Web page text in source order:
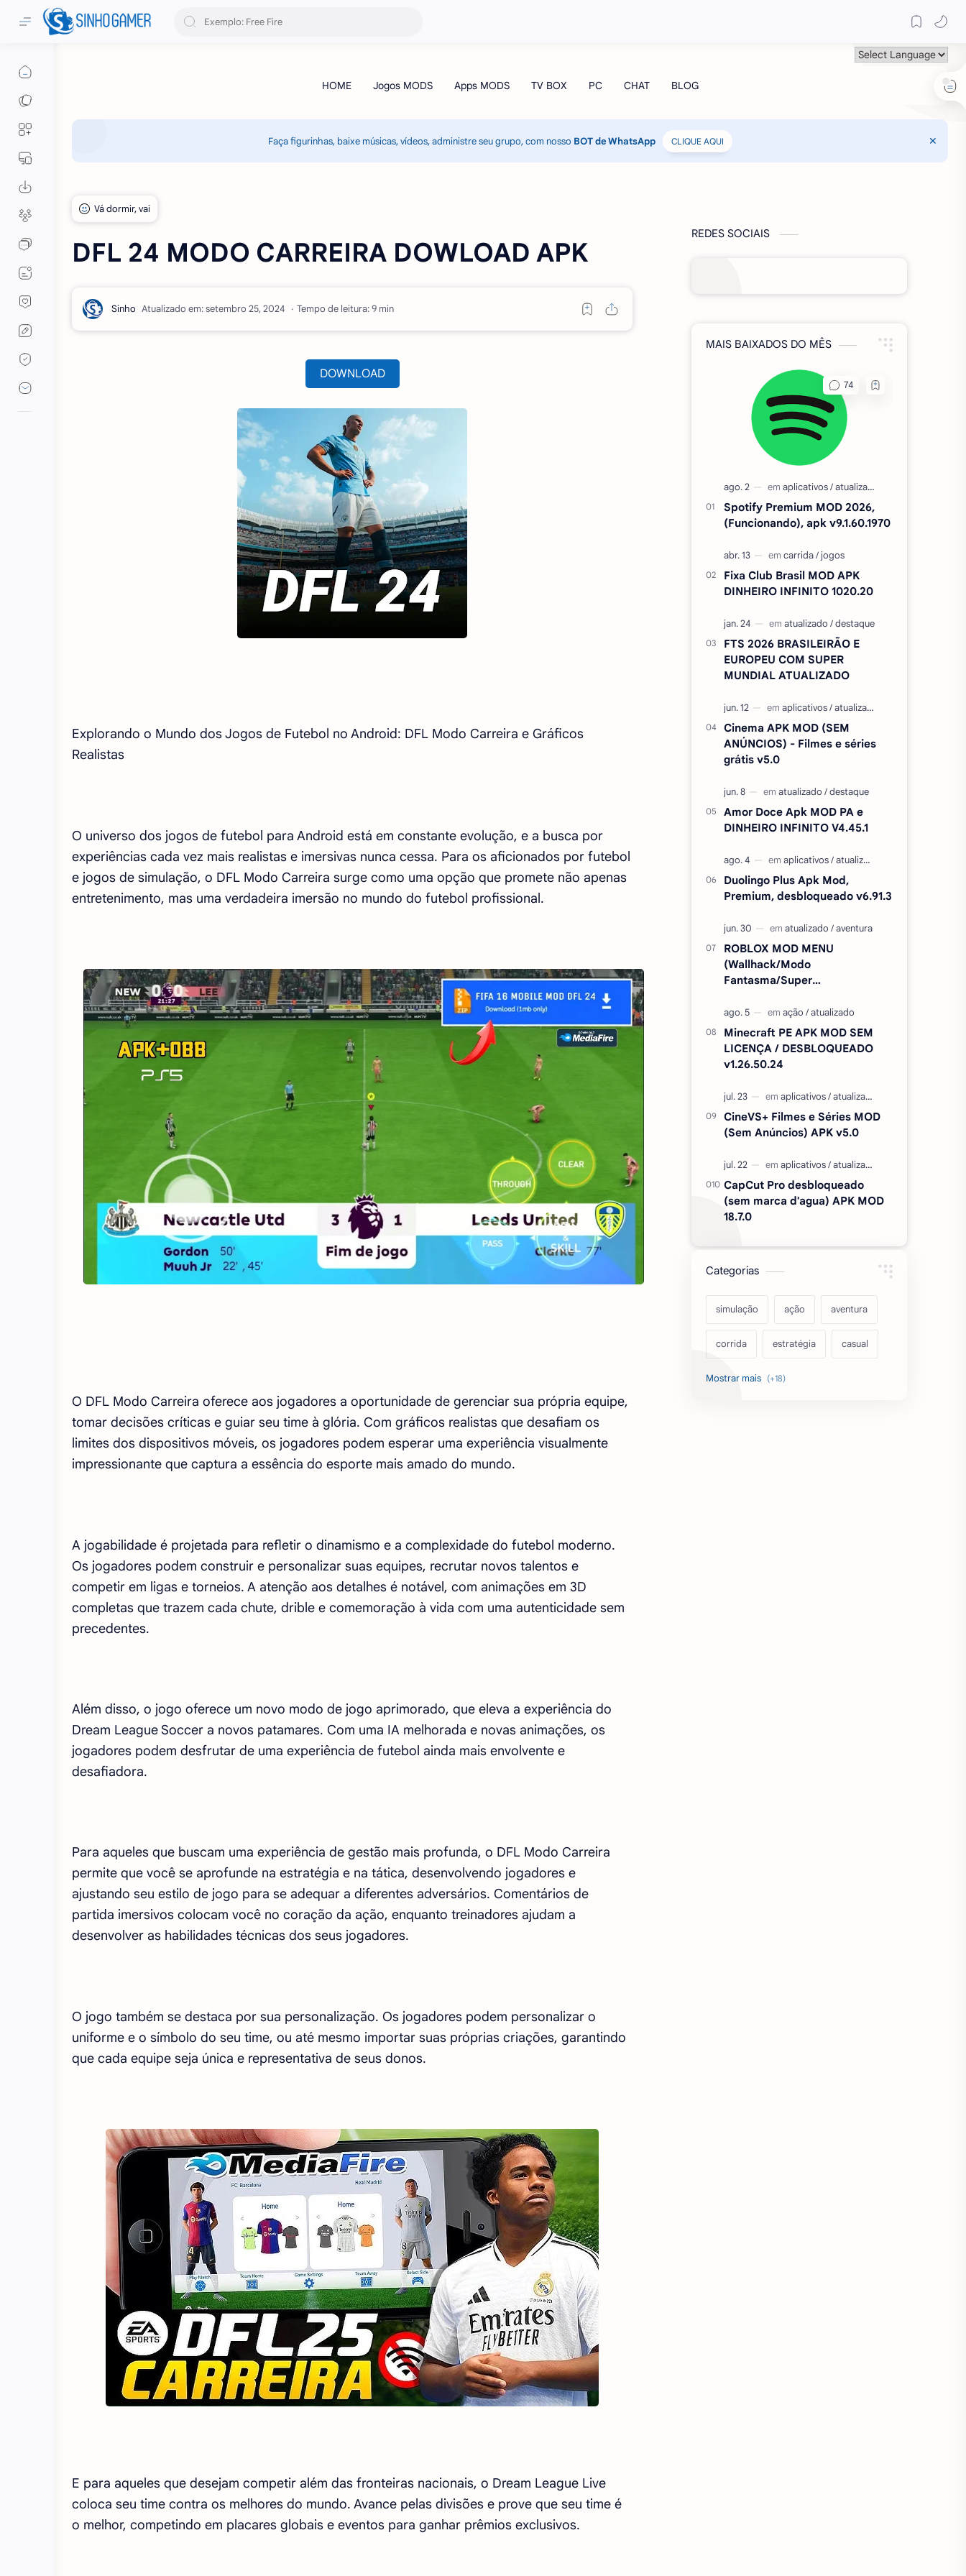
Faça figurinhas, baixe músicas, vídeos, administre seu grupo, com nosso BOT de WhatsApp CLIQUE AQUI
DFL 24 MODO CARREIRA DOWLOAD APK
Atualizado em: Tempo de leitura: 9 min
DOWNLOAD
Explorando o Mundo dos Jogos de Futebol no Android: DFL Modo Carreira e Gráficos
Realistas
O universo dos jogos de futebol para Android está em constante evolução, e a busca por
experiências cada vez mais realistas e imersivas nunca cessa. Para os aficionados por futebol
e jogos de simulação, o DFL Modo Carreira surge como uma opção que promete não apenas
entretenimento, mas uma verdadeira imersão no mundo do futebol profissional.
O DFL Modo Carreira oferece aos jogadores a oportunidade de gerenciar sua própria equipe,
tomar decisões críticas e guiar seu time à glória. Com gráficos realistas que desafiam os
limites dos dispositivos móveis, os jogadores podem esperar uma experiência visualmente
impressionante que captura a essência do esporte mais amado do mundo.
A jogabilidade é projetada para refletir o dinamismo e a complexidade do futebol moderno.
Os jogadores podem construir e personalizar suas equipes, recrutar novos talentos e
competir em ligas e torneios. A atenção aos detalhes é notável, com animações em 3D
completas que trazem cada chute, drible e comemoração à vida com uma autenticidade sem
precedentes.
Além disso, o jogo oferece um novo modo de jogo aprimorado, que eleva a experiência do
Dream League Soccer a novos patamares. Com uma IA melhorada e novas animações, os
jogadores podem desfrutar de uma experiência de futebol ainda mais envolvente e
desafiadora.
Para aqueles que buscam uma experiência de gestão mais profunda, o DFL Modo Carreira
permite que você se aprofunde na estratégia e na tática, desenvolvendo jogadores e
ajustando seu estilo de jogo para se adequar a diferentes adversários. Comentários de
partida imersivos colocam você no coração da ação, enquanto treinadores ajudam a
desenvolver as habilidades técnicas dos seus jogadores.
O jogo também se destaca por sua personalização. Os jogadores podem personalizar o
uniforme e o símbolo do seu time, ou até mesmo importar suas próprias criações, garantindo
que cada equipe seja única e representativa de seus donos.
E para aqueles que desejam competir além das fronteiras nacionais, o Dream League Live
coloca seu time contra os melhores do mundo. Avance pelas divisões e prove que seu time é
o melhor, competindo em placares globais e eventos para ganhar prêmios exclusivos.
REDES SOCIAIS
MAIS BAIXADOS DO MÊS
Spotify Premium MOD 2026,
(Funcionando), apk v9.1.60.1970
Fixa Club Brasil MOD APK
DINHEIRO INFINITO 1020.20
FTS 2026 BRASILEIRÃO E
EUROPEU COM SUPER
MUNDIAL ATUALIZADO
Cinema APK MOD (SEM
ANÚNCIOS) - Filmes e séries
grátis v5.0
Amor Doce Apk MOD PA e
DINHEIRO INFINITO V4.45.1
Duolingo Plus Apk Mod,
Premium, desbloqueado v6.91.3
ROBLOX MOD MENU
(Wallhack/Modo
Fantasma/Super
Minecraft PE APK MOD SEM
LICENÇA / DESBLOQUEADO
v1.26.50.24
CineVS+ Filmes e Séries MOD
(Sem Anúncios) APK v5.0
CapCut Pro desbloqueado
(sem marca d'agua) APK MOD
18.7.0
Categorias
simulação ação aventura
corrida estratégia casual
acarde esportes